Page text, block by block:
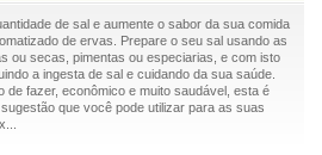
de sal e aumente o sabor da sua comida
de ervas. Prepare o seu sal usando as
ou secas, pimentas ou especiarias, e com isto
a ingesta de sal e cuidando da sua saúde.
de fazer, econômico e muito saudável, esta é
que você pode utilizar para as suas